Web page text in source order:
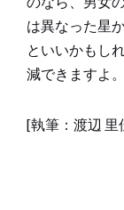
は異なった星
といいかもし
減できますよ。
[執筆：渡辺